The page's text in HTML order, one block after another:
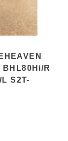
BHL80Hi/R
L S2T-